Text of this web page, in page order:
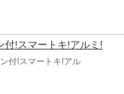
付!スマートキ!アルミ!
付!スマートキ!アル